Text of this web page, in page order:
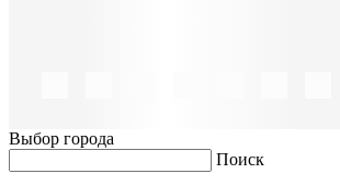
Выбор города
Поиск